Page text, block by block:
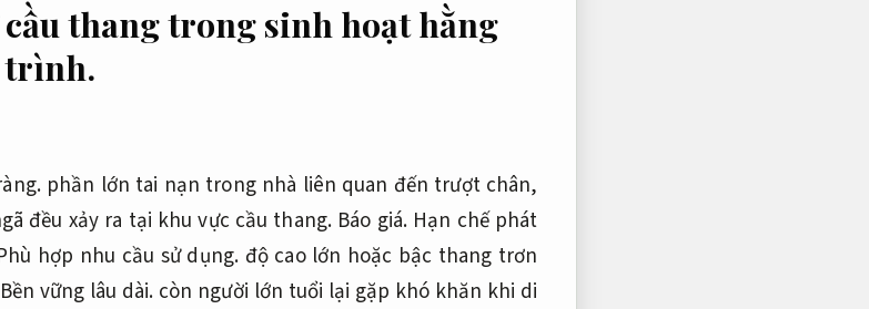
thang trong sinh hoạt hằng
trình.
phần lớn tai nạn trong nhà liên quan đến trượt chân,
đều xảy ra tại khu vực cầu thang. Báo giá. Hạn chế phát
hợp nhu cầu sử dụng.độ cao lớn hoặc bậc thang trơn
Bền vững lâu dài. còn người lớn tuổi lại gặp khó khăn khi di